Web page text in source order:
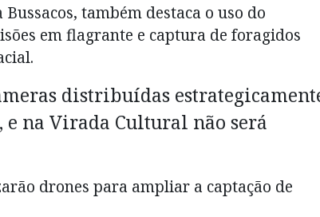
também destaca o uso do
em flagrante e captura de foragidos
distribuídas
e na Virada Cultural não será
drones para ampliar a captação de